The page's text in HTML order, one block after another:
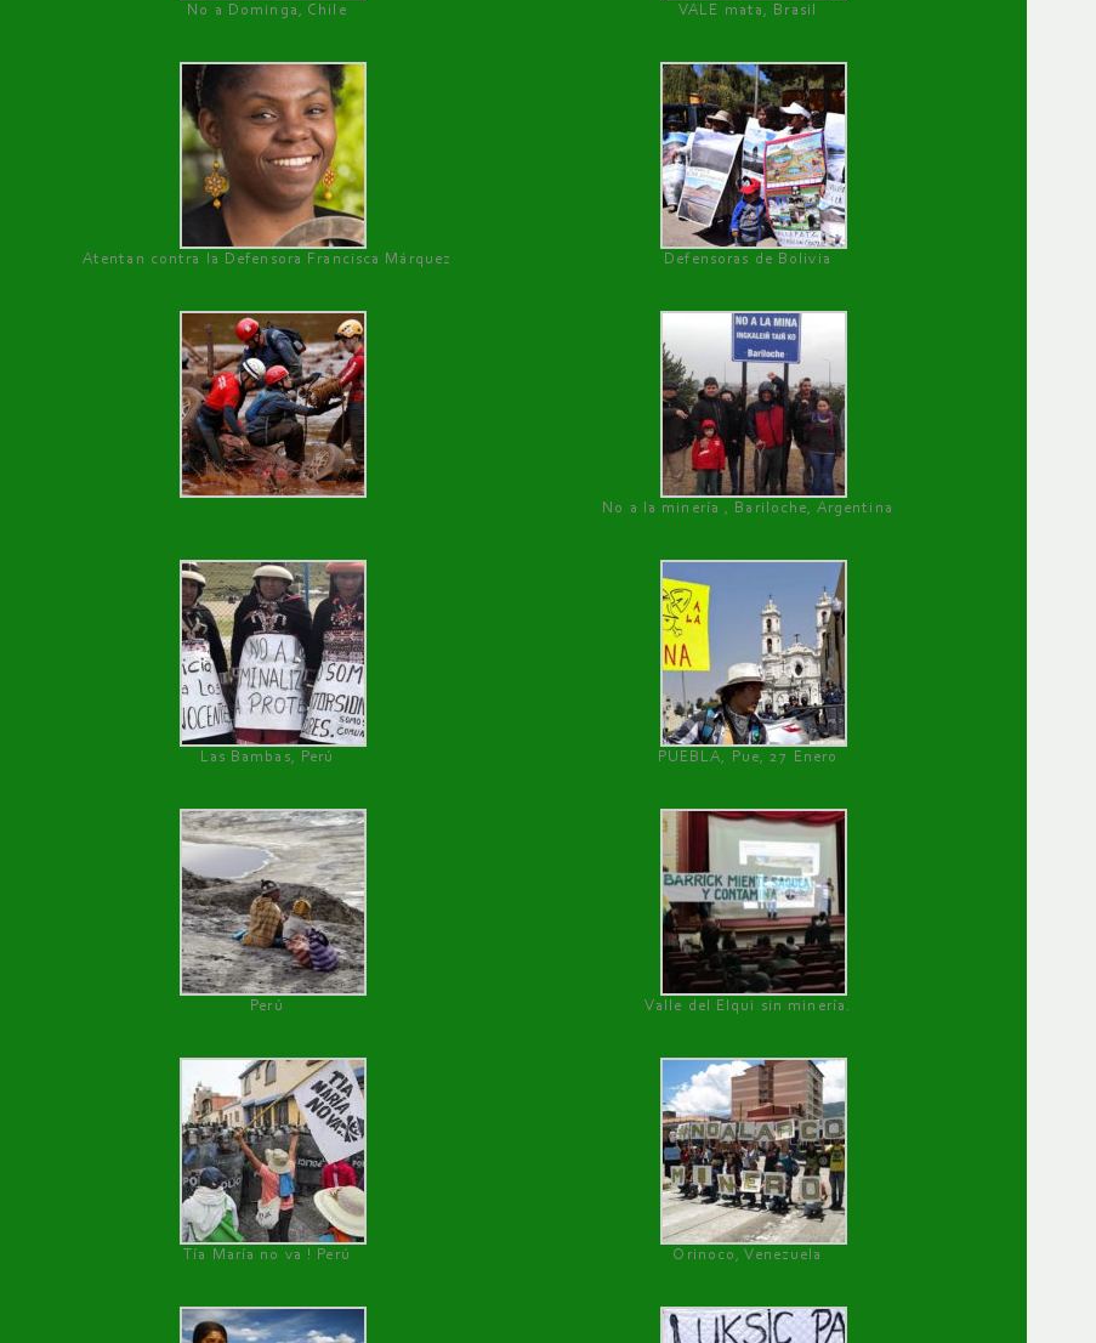
No a Dominga, Chile
VALE mata, Brasil
Atentan contra la Defensora Francisca Márquez Defensoras de Bolivia
No a la minería , Bariloche, Argentina
Las Bambas, Perú PUEBLA, Pue, 27 Enero
Perú Valle del Elqui sin minería.
Tía María no va ! Perú Orinoco, Venezuela